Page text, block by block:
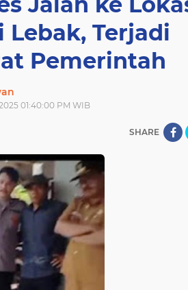
Lebak, Terjadi
Pemerintah
01:40:00 PM WIB
SHARE